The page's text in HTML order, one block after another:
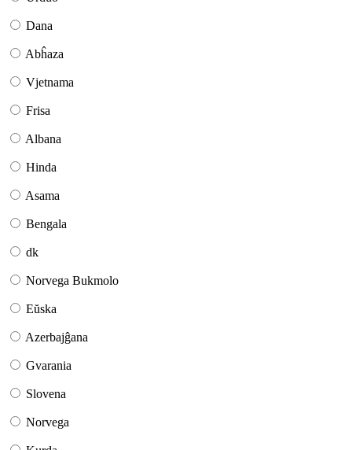
Dana
Abĥaza
Vjetnama
Frisa
Albana
Hinda
Asama
Bengala
dk
Norvega Bukmolo
Eŭska
Azerbajĝana
Gvarania
Slovena
Norvega